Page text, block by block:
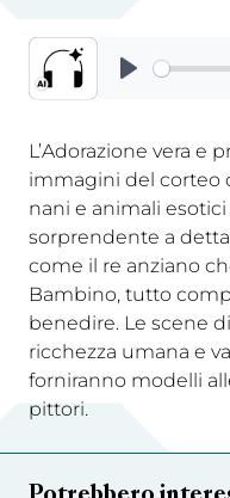
L’Adorazione vera e
immagini del corteo
nani e animali
sorprendente a
come il re anziano
Bambino, tutto
benedire. Le scene
ricchezza umana e
forniranno modelli
pittori.